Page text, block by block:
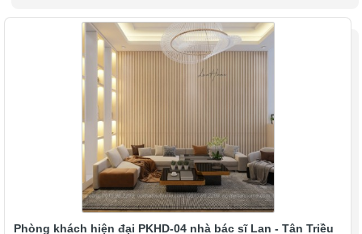
Phòng khách hiện đại PKHD-04 nhà bác sĩ Lan - Tân Triều